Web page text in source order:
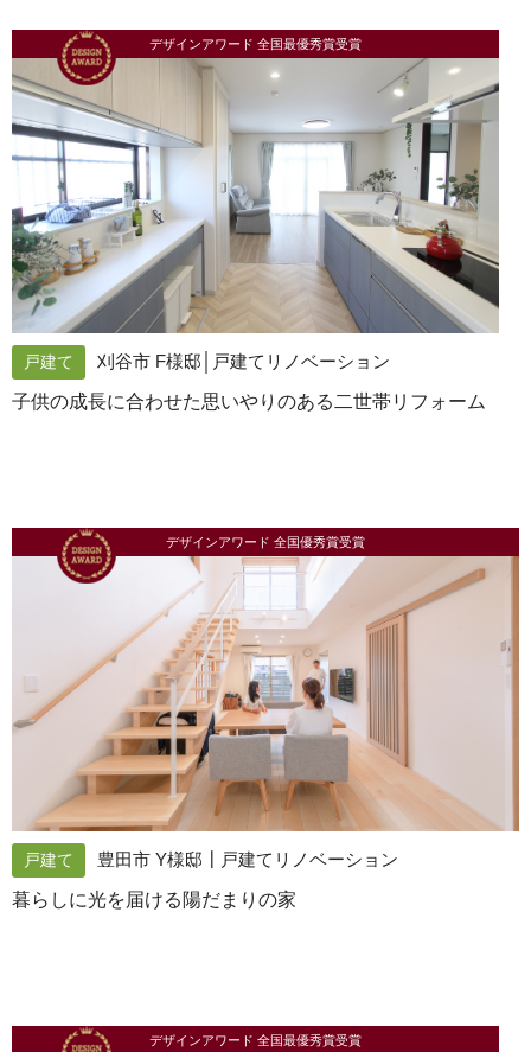
デザインアワード 全国最優秀賞受賞
戸建て
刈谷市 F様邸│戸建てリノベーション
子供の成長に合わせた思いやりのある二世帯リフォーム
デザインアワード 全国優秀賞受賞
戸建て
豊田市 Y様邸┃戸建てリノベーション
暮らしに光を届ける陽だまりの家
デザインアワード 全国最優秀賞受賞